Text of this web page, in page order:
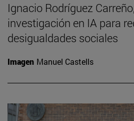
Ignacio Rodríguez
investigación en IA para
desigualdades sociales
Imagen Manuel Castells